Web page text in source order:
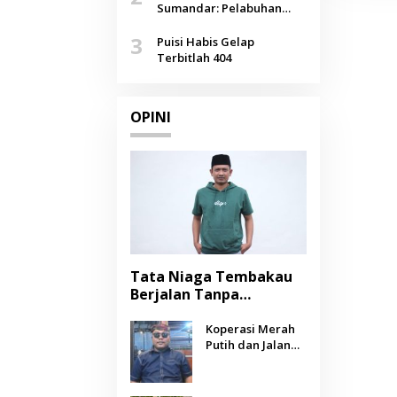
Agustus
Sumandar: Pelabuhan
Selendang Benang Merah
Lombang
3
Puisi Habis Gelap
Terbitlah 404
OPINI
Tata Niaga Tembakau
Berjalan Tanpa
Negara Berpihak
kepada Petani?
Koperasi Merah
Putih dan Jalan